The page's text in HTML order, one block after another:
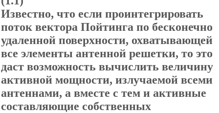
Известно, что если проинтегрировать
поток вектора Пойтинга по бесконечно
удаленной поверхности, охватывающей
все элементы антенной решетки, то это
даст возможность вычислить величину
активной мощности, излучаемой всеми
антеннами, а вместе с тем и активные
составляющие собственных